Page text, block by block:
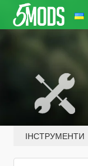
ІНСТРУМЕНТИ